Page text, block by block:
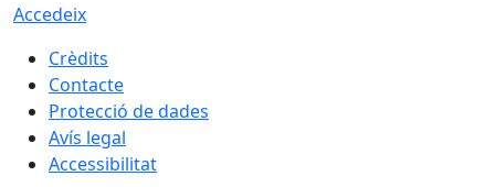
Accedeix
Crèdits
Contacte
Protecció de dades
Avís legal
Accessibilitat